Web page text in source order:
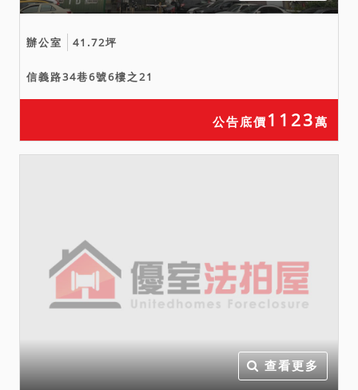
辦公室 41.72坪
信義路34巷6號6樓之21
公告底價 1123萬
查看更多